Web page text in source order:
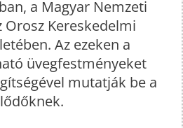
a Magyar Nemzeti
Orosz Kereskedelmi
Az ezeken a
üvegfestményeket
mutatják be a